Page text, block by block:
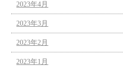
2023年4月
2023年3月
2023年2月
2023年1月